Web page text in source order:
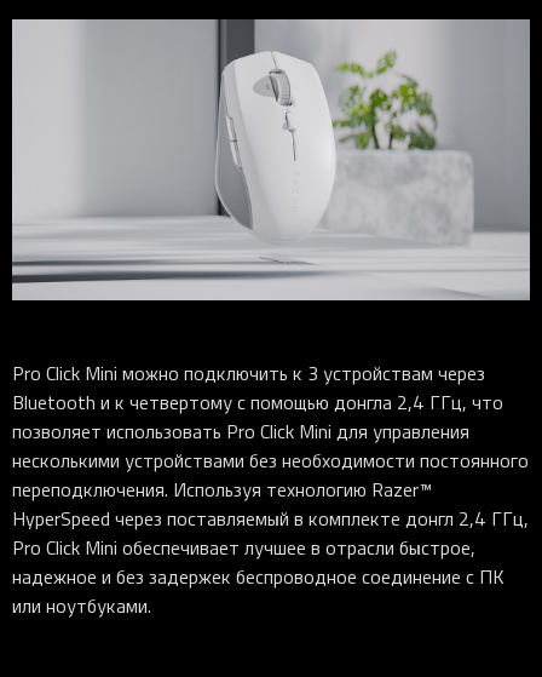
Pro Click Mini можно подключить к 3 устройствам через
Bluetooth и к четвертому с помощью донгла 2,4 ГГц, что
позволяет использовать Pro Click Mini для управления
несколькими устройствами без необходимости постоянного
переподключения. Используя технологию Razer™
HyperSpeed через поставляемый в комплекте донгл 2,4 ГГц,
Pro Click Mini обеспечивает лучшее в отрасли быстрое,
надежное и без задержек беспроводное соединение с ПК
или ноутбуками.